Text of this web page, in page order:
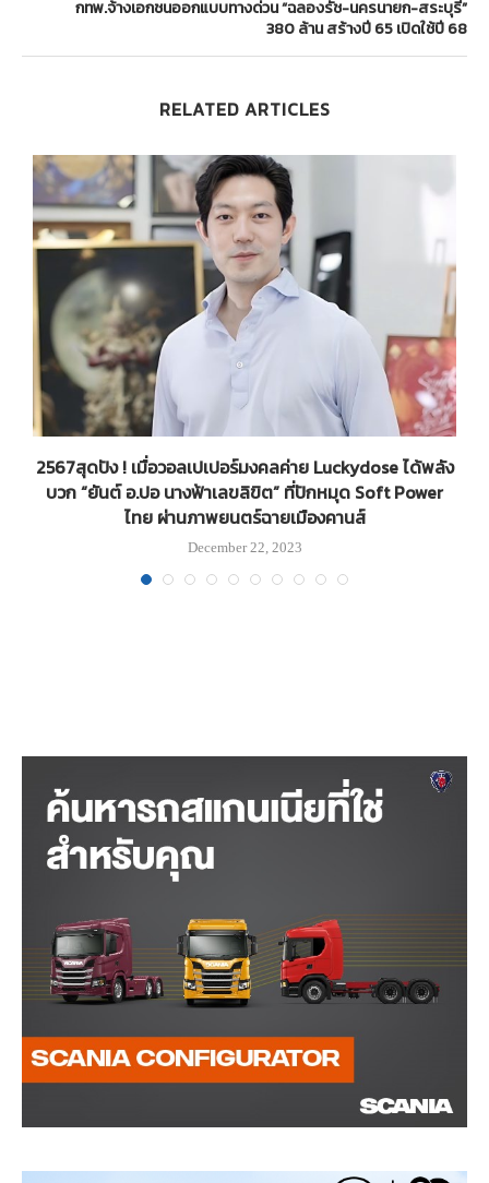
กทพ.จ้างเอกชนออกแบบทางด่วน “ฉลองรัช-นครนายก-สระบุรี”
380 ล้าน สร้างปี 65 เปิดใช้ปี 68
RELATED ARTICLES
2567สุดปัง ! เมื่อวอลเปเปอร์มงคลค่าย Luckydose ได้พลัง
บวก “ยันต์ อ.ปอ นางฟ้าเลขลิขิต” ที่ปักหมุด Soft Power
ไทย ผ่านภาพยนตร์ฉายเมืองคานส์
December 22, 2023